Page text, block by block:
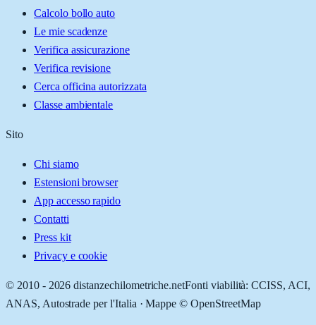
Calcolo bollo auto
Le mie scadenze
Verifica assicurazione
Verifica revisione
Cerca officina autorizzata
Classe ambientale
Sito
Chi siamo
Estensioni browser
App accesso rapido
Contatti
Press kit
Privacy e cookie
© 2010 - 2026 distanzechilometriche.netFonti viabilità: CCISS, ACI,
ANAS, Autostrade per l'Italia · Mappe © OpenStreetMap